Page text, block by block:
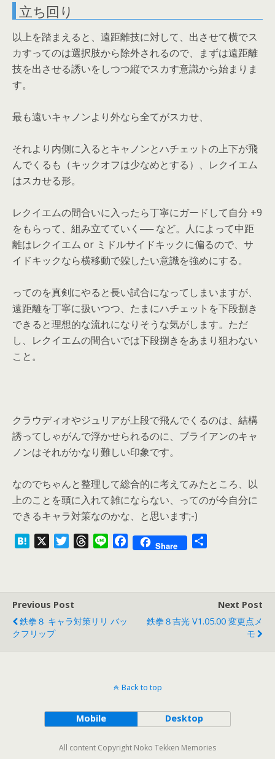
立ち回り
以上を踏まえると、遠距離技に対して、出させて横でス
カすってのは選択肢から除外されるので、まずは遠距離
技を出させる誘いをしつつ縦でスカす意識から始まりま
す。
最も遠いキャノンより外なら全てがスカせ、
それより内側に入るとキャノンとハチェットの上下が飛
んでくるも（キックオフは少なめとする）、レクイエム
はスカせる形。
レクイエムの間合いに入ったら丁寧にガードして自分 +9
をもらって、組み立てていく── など。人によって中距
離はレクイエム or ミドルサイドキックに偏るので、サ
イドキックなら横移動で躱したい意識を強めにする。
ってのを真剣にやると長い試合になってしまいますが、
遠距離を丁寧に扱いつつ、たまにハチェットを下段捌き
できると理想的な流れになりそうな気がします。ただ
し、レクイエムの間合いでは下段捌きをあまり狙わない
こと。
クラウディオやジュリアが上段で飛んでくるのは、結構
誘ってしゃがんで浮かせられるのに、ブライアンのキャ
ノンはそれがかなり難しい印象です。
なのでちゃんと整理して総合的に考えてみたところ、以
上のことを頭に入れて雑にならない、ってのが今自分に
できるキャラ対策なのかな、と思います;-)
n
a
t
r
d
s
Share
Previous Post
鉄拳８ キャラ対策リリ バッ
クフリップ
Next Post
鉄拳８吉光 V1.05.00 変更点メ
モ
Back to top
Mobile Desktop
All content Copyright Noko Tekken Memories